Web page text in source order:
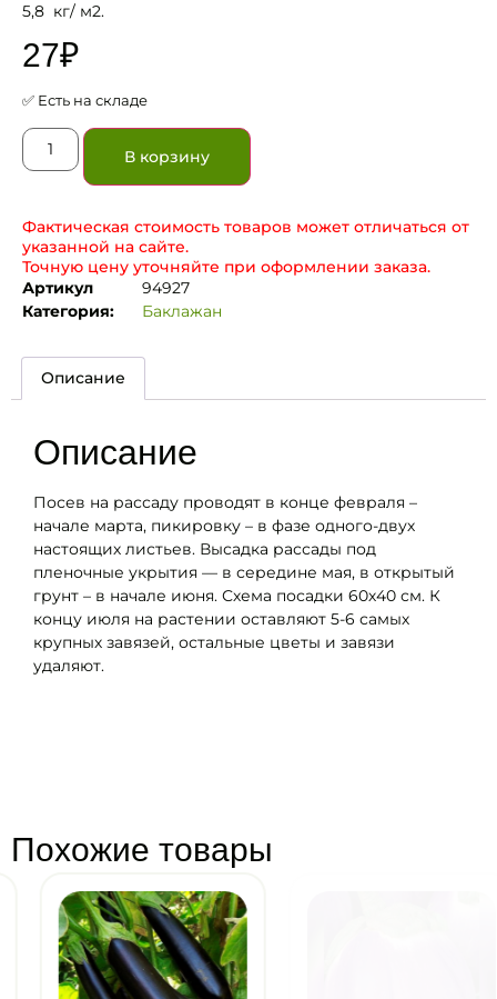
5,8 кг/ м2.
27₽
✅ Есть на складе
В корзину
Фактическая стоимость товаров может отличаться от
указанной на сайте.
Точную цену уточняйте при оформлении заказа.
Артикул
94927
Категория:
Баклажан
Описание
Описание
Посев на рассаду проводят в конце февраля –
начале марта, пикировку – в фазе одного-двух
настоящих листьев. Высадка рассады под
пленочные укрытия — в середине мая, в открытый
грунт – в начале июня. Схема посадки 60х40 см. К
концу июля на растении оставляют 5-6 самых
крупных завязей, остальные цветы и завязи
удаляют.
Похожие товары